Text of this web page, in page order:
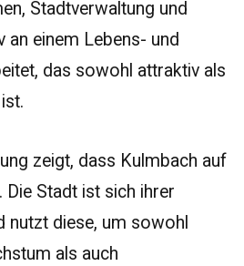
Stadtverwaltung und
an einem Lebens- und
das sowohl attraktiv als
zeigt, dass Kulmbach auf
Die Stadt ist sich ihrer
nutzt diese, um sowohl
als auch